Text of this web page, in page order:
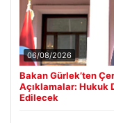
06/08/2026
Bakan Gürlek’ten
Açıklamalar: Hukuk
Edilecek